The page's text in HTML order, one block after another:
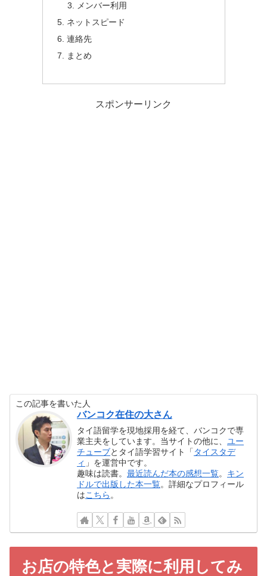
メンバー利用
ネットスピード
連絡先
まとめ
スポンサーリンク
この記事を書いた人
バンコク在住の大さん
タイ語留学を現地採用を経て、バンコクで専
業主夫をしています。当サイトの他に、 ユー
チューブとタイ語学習サイト「 タイスタデ
ィ 」を運営中です。
趣味は読書。最近読んだ本の感想一覧。 キン
ドルで出版した本一覧。詳細なプロフィール
はこちら 。
お店の特色と実際に利用してみ